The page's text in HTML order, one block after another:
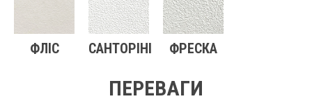
ФЛІС САНТОРІНІ ФРЕСКА
ПЕРЕВАГИ